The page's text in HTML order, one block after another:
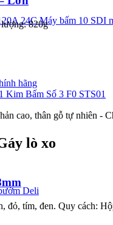
Máy bấm 10 SDI
hãng
Kim Bấm Số 3 F0 STS01
lò xo
Deli
820g
cao, thân gỗ tự nhiên
đỏ, tím, đen. Quy cách: